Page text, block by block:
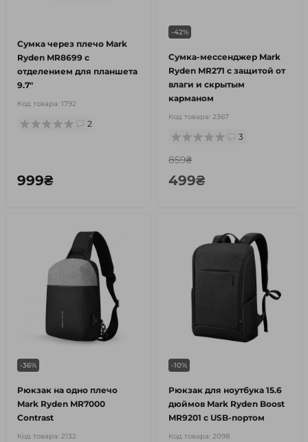
Сумка через плечо Mark
Ryden MR8699 с
отделением для планшета
9.7"
Код товара: 1792
2
999₴
-42%
Сумка-мессенджер Mark
Ryden MR271 с защитой от
влаги и скрытым
карманом
Код товара: 2367
3
859₴
499₴
-36%
Рюкзак на одно плечо
Mark Ryden MR7000
Contrast
Код товара: 2132
-10%
Рюкзак для ноутбука 15.6
дюймов Mark Ryden Boost
MR9201 с USB-портом
Код товара: 2098